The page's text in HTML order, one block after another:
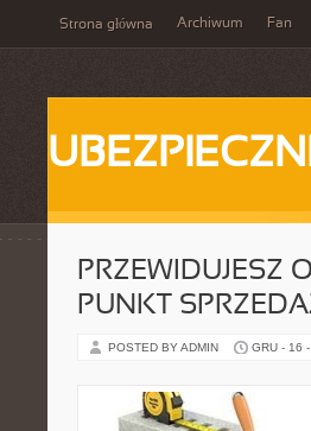
Strona główna Archiwum Fan
PRZEWIDUJESZ
PUNKT
POSTED BY ADMIN GRU - 16